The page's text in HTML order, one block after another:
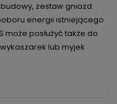
zestaw gniazd
energii istniejącego
może posłużyć także do
lub myjek